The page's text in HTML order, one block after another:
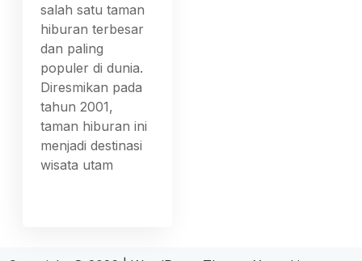
salah satu taman
hiburan terbesar
dan paling
populer di dunia.
Diresmikan pada
tahun 2001,
taman hiburan ini
menjadi destinasi
wisata utam